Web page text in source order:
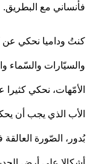
مع البطريق.
نحكي عن كلّ
والسّماء
نحكي كثيرا عن
الذي يجب أن يحكي
الصّورة العالقة في